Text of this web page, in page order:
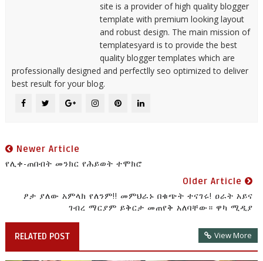
site is a provider of high quality blogger
template with premium looking layout
and robust design. The main mission of
templatesyard is to provide the best
quality blogger templates which are
professionally designed and perfectlly seo optimized to deliver
best result for your blog.
Newer Article
የሊቀ-ጠበብት መንክር የሕይወት ተሞክሮ
Older Article
ፆታ ያለው አምላክ የለንም!! መምህራኑ በቁጭት ተናገሩ! ዐራት አይና
ገብረ ማርያም ይቅርታ መጠየቅ አለባቸው። ዋካ ሚዲያ
RELATED POST View More